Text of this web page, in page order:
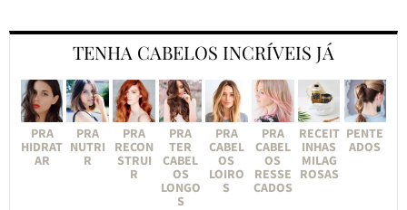
TENHA CABELOS INCRÍVEIS JÁ
PRA
HIDRAT
AR
PRA
NUTRI
R
PRA
RECON
STRUI
R
PRA
TER
CABEL
OS
LONGO
S
PRA
CABEL
OS
LOIRO
S
PRA
CABEL
OS
RESSE
CADOS
RECEIT
INHAS
MILAG
ROSAS
PENTE
ADOS